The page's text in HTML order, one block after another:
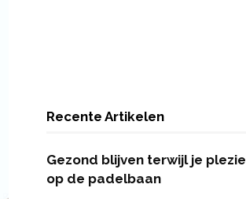
Recente Artikelen
Gezond blijven terwijl je
op de padelbaan